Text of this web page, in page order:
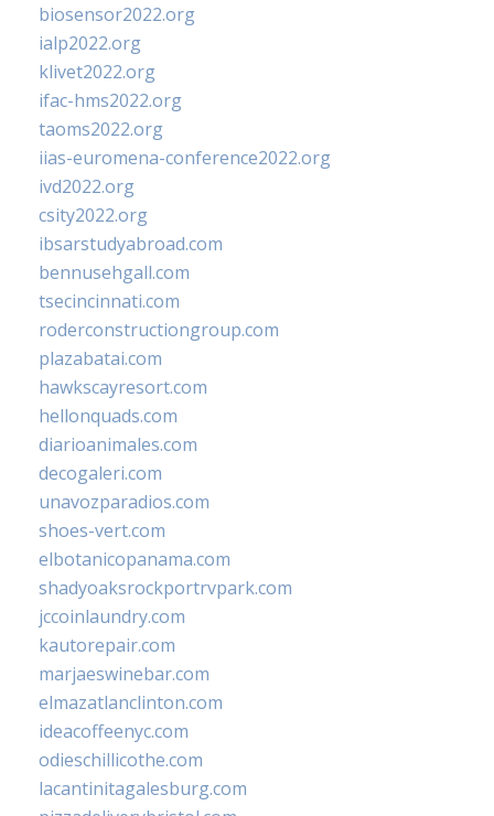
biosensor2022.org
ialp2022.org
klivet2022.org
ifac-hms2022.org
taoms2022.org
iias-euromena-conference2022.org
ivd2022.org
csity2022.org
ibsarstudyabroad.com
bennusehgall.com
tsecincinnati.com
roderconstructiongroup.com
plazabatai.com
hawkscayresort.com
hellonquads.com
diarioanimales.com
decogaleri.com
unavozparadios.com
shoes-vert.com
elbotanicopanama.com
shadyoaksrockportrvpark.com
jccoinlaundry.com
kautorepair.com
marjaeswinebar.com
elmazatlanclinton.com
ideacoffeenyc.com
odieschillicothe.com
lacantinitagalesburg.com